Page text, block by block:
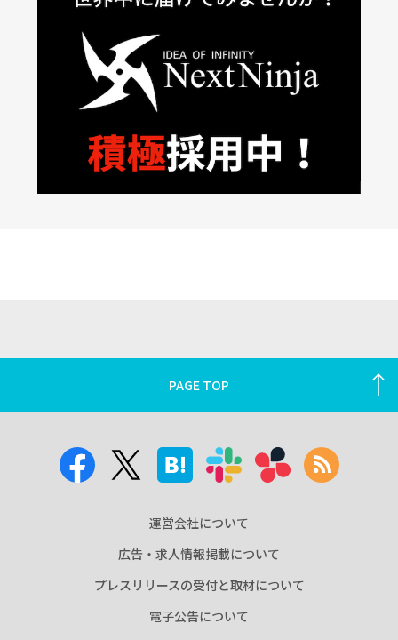
PAGE TOP
運営会社について
広告・求人情報掲載について
プレスリリースの受付と取材について
電子公告について